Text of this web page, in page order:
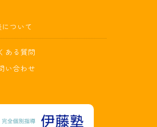
について
ある質問
い合わせ